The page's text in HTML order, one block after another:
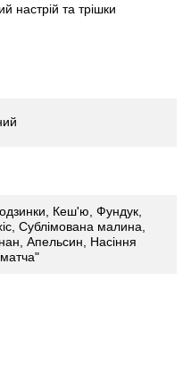
настрій та трішки
Кеш'ю, Фундук,
Сублімована малина,
Апельсин, Насіння